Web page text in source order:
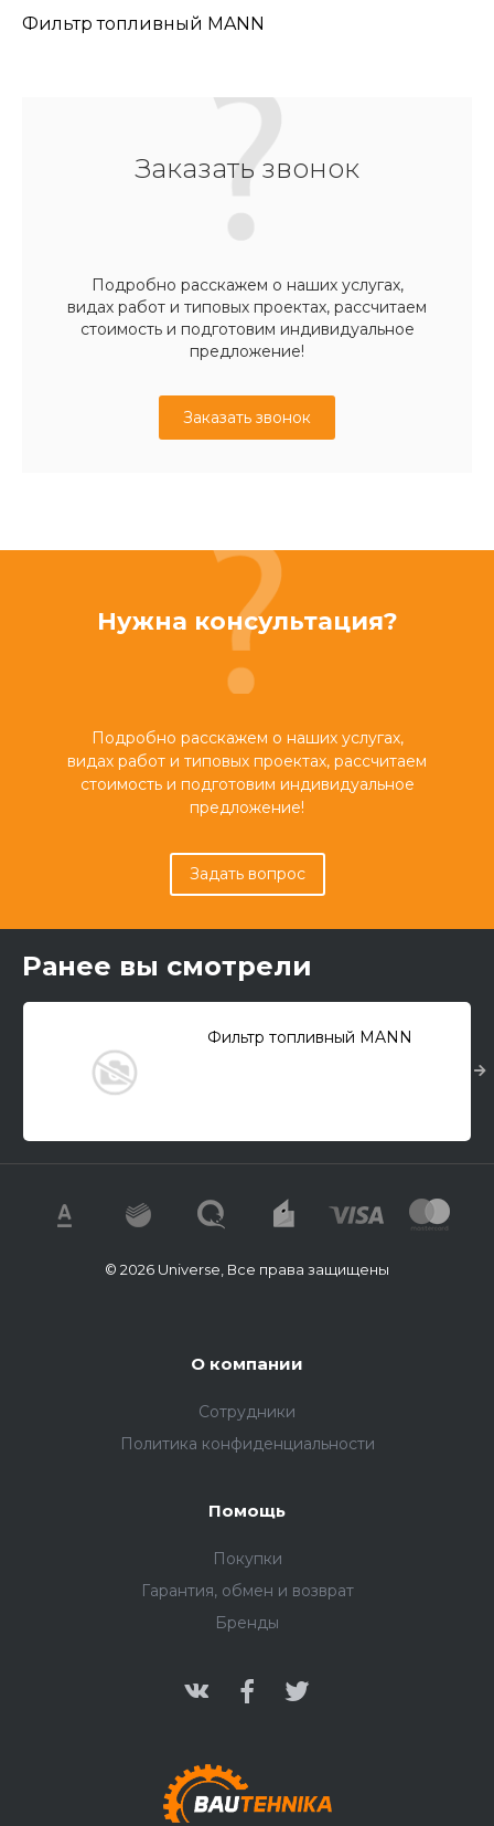
Фильтр топливный MANN
Заказать звонок
Подробно расскажем о наших услугах,
видах работ и типовых проектах, рассчитаем
стоимость и подготовим индивидуальное
предложение!
Заказать звонок
Нужна консультация?
Подробно расскажем о наших услугах,
видах работ и типовых проектах, рассчитаем
стоимость и подготовим индивидуальное
предложение!
Задать вопрос
Ранее вы смотрели
Фильтр топливный MANN
© 2026 Universe, Все права защищены
О компании
Сотрудники
Политика конфиденциальности
Помощь
Покупки
Гарантия, обмен и возврат
Бренды